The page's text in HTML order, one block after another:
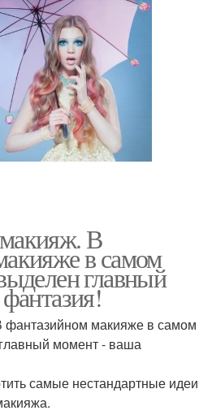
В
в самом
главный
макияже в самом
момент - ваша
самые нестандартные идеи